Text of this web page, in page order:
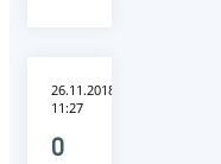
26.11.2018
11:27
О